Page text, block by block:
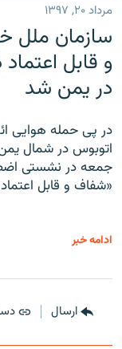
مرداد ۲۰, ۱۳۹۷
سازمان ملل
و قابل
در یمن شد
در پی حمله هوایی
اتوبوس در شمال
جمعه در نشستی
«شفاف و قابل
ادامه خبر
ارسال